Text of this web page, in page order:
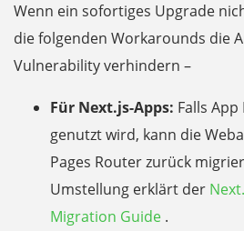
Wenn ein sofortiges Upgrade
die folgenden Workarounds die
Vulnerability verhindern –
Für Next.js-Apps: Falls
genutzt wird, kann die
Pages Router zurück
Umstellung erklärt der
Migration Guide .